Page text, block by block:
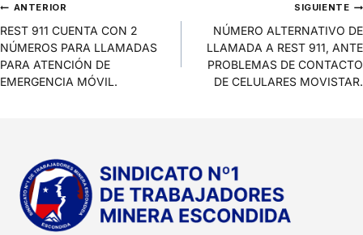
ANTERIOR
REST 911 CUENTA CON 2
NÚMEROS PARA LLAMADAS
PARA ATENCIÓN DE
EMERGENCIA MÓVIL.
SIGUIENTE
NÚMERO ALTERNATIVO DE
LLAMADA A REST 911, ANTE
PROBLEMAS DE CONTACTO
DE CELULARES MOVISTAR.